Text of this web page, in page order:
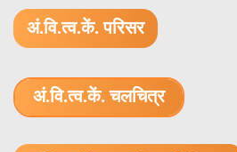
अं.वि.त्व.कें. परिसर
अं.वि.त्व.कें. चलचित्र